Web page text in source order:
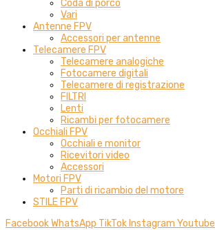
Coda di porco
Vari
Antenne FPV
Accessori per antenne
Telecamere FPV
Telecamere analogiche
Fotocamere digitali
Telecamere di registrazione
FILTRI
Lenti
Ricambi per fotocamere
Occhiali FPV
Occhiali e monitor
Ricevitori video
Accessori
Motori FPV
Parti di ricambio del motore
STILE FPV
FacebookWhatsApp TikTok Instagram Youtube